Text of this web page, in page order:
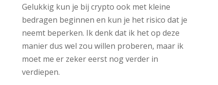
Gelukkig kun je bij crypto ook met kleine
bedragen beginnen en kun je het risico dat je
neemt beperken. Ik denk dat ik het op deze
manier dus wel zou willen proberen, maar ik
moet me er zeker eerst nog verder in
verdiepen.